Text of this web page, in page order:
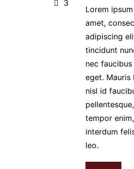
3
Lorem
amet,
adipiscing
tincidunt
nec
eget. Mauris
nisl id
tempor
interdum
leo.